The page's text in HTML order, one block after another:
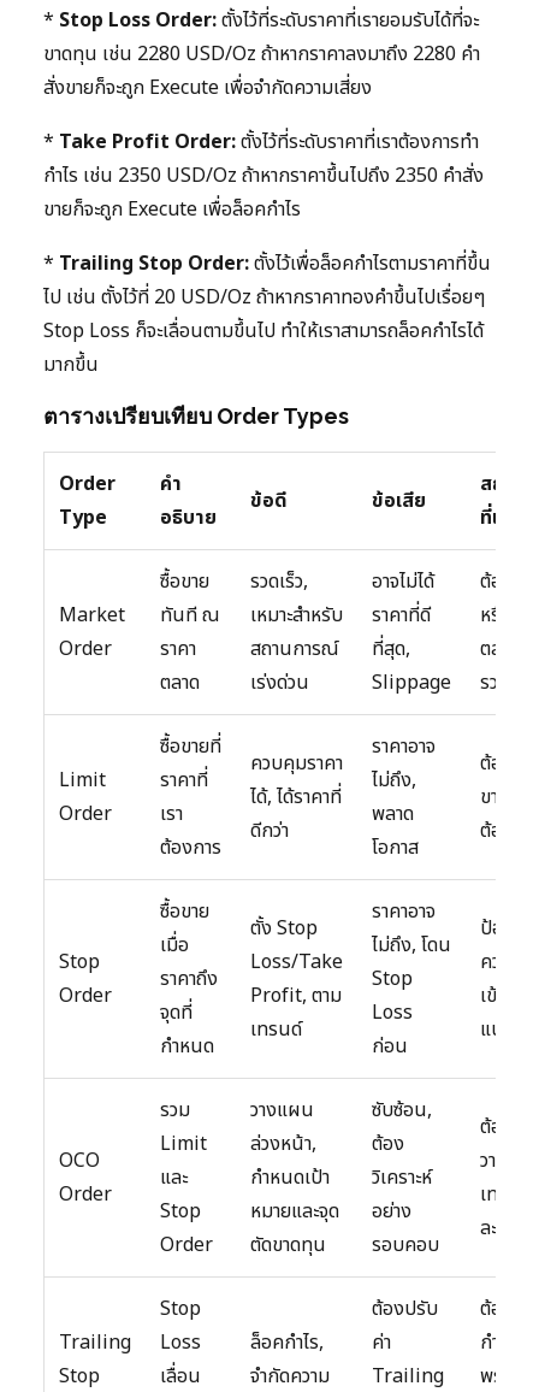
* Stop Loss Order:ตั้งไว้ที่ระดับราคาที่เรายอมรับได้ที่จะ
ขาดทุน เช่น 2280 USD/Oz ถ้าหากราคาลงมาถึง 2280 คำ
สั่งขายก็จะถูก Execute เพื่อจำกัดความเสี่ยง
* Take Profit Order:ตั้งไว้ที่ระดับราคาที่เราต้องการทำ
กำไร เช่น 2350 USD/Oz ถ้าหากราคาขึ้นไปถึง 2350 คำสั่ง
ขายก็จะถูก Execute เพื่อล็อคกำไร
* Trailing Stop Order:ตั้งไว้เพื่อล็อคกำไรตามราคาที่ขึ้น
ไป เช่น ตั้งไว้ที่ 20 USD/Oz ถ้าหากราคาทองคำขึ้นไปเรื่อยๆ
Stop Loss ก็จะเลื่อนตามขึ้นไป ทำให้เราสามารถล็อคกำไรได้
มากขึ้น
ตารางเปรียบเทียบ Order Types
Order
Type
คำ
อธิบาย
ข้อดี ข้อเสีย
สถาน
ที่เหมา
Market
Order
ซื้อขาย
ทันที ณ
ราคา
ตลาด
รวดเร็ว,
เหมาะสำหรับ
สถานการณ์
เร่งด่วน
อาจไม่ได้
ราคาที่ดี
ที่สุด,
Slippage
ต้องกา
หรือออ
ตลาดอ
รวดเร็ว
Limit
Order
ซื้อขายที่
ราคาที่
เรา
ต้องการ
ควบคุมราคา
ได้, ได้ราคาที่
ดีกว่า
ราคาอาจ
ไม่ถึง,
พลาด
โอกาส
ต้องกา
ขายที่ร
ต้องกา
Stop
Order
ซื้อขาย
เมื่อ
ราคาถึง
จุดที่
กำหนด
ตั้ง Stop
Loss/Take
Profit, ตาม
เทรนด์
ราคาอาจ
ไม่ถึง, โดน
Stop
Loss
ก่อน
ป้องกัน
ความเ
เข้าเท
แนวโน้
OCO
Order
รวม
Limit
และ
Stop
Order
วางแผน
ล่วงหน้า,
กำหนดเป้า
หมายและจุด
ตัดขาดทุน
ซับซ้อน,
ต้อง
วิเคราะห์
อย่าง
รอบคอบ
ต้องกา
วางแผ
เทรดอ
ละเอียด
Trailing
Stop
Stop
Loss
เลื่อน
ล็อคกำไร,
จำกัดความ
ต้องปรับ
ค่า
Trailing
ต้องกา
กำไรไป
พร้อม